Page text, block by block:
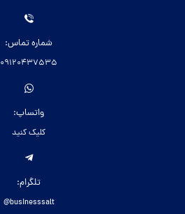
شماره تماس:
09120437535
واتساپ:
کلیک کنید
تلگرام:
businesssalt@